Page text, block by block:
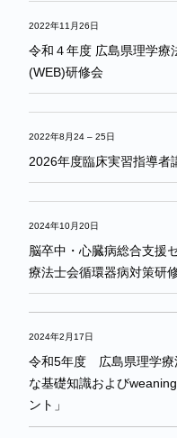
2022年11月26日
令和４年度 広島県理学療
(WEB)研修会
2022年8月24 – 25日
2026年度臨床実習指導者
2024年10月20日
脳卒中・心臓病総合支援
療法士会循環器病対策研
2024年2月17日
令和5年度 広島県理学療
な基礎知識および
ント」